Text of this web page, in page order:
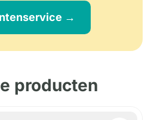
→
producten